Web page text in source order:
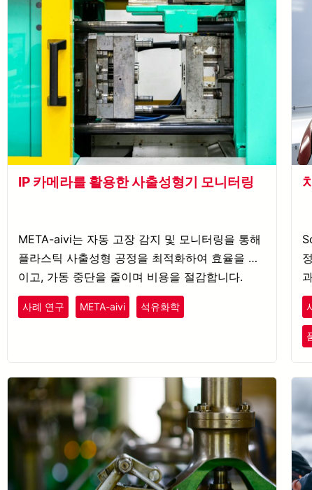
IP 카메라를 활용한 사출성형기 모니터링
META-aivi는 자동 고장 감지 및 모니터링을 통해
플라스틱 사출성형 공정을 최적화하여 효율을 높
이고, 가동 중단을 줄이며 비용을 절감합니다.
사례 연구 META-aivi 석유화학